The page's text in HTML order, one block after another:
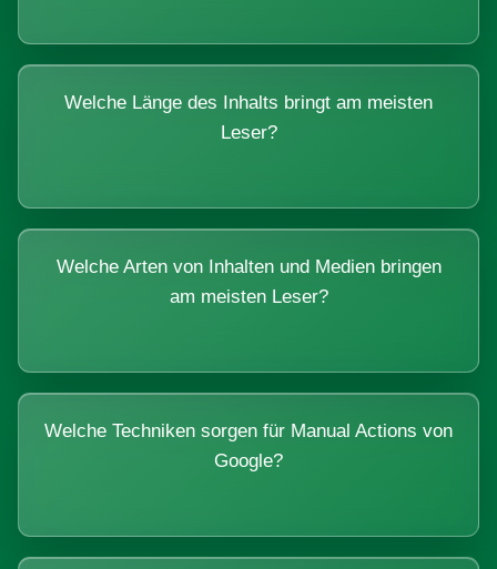
Welche Länge des Inhalts bringt am meisten
Leser?
Welche Arten von Inhalten und Medien bringen
am meisten Leser?
Welche Techniken sorgen für Manual Actions von
Google?